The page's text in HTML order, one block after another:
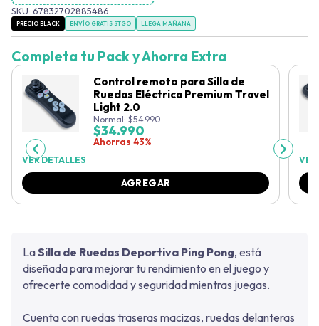
PRECIO BLACK ENVÍO GRATIS STGO LLEGA MAÑANA
SKU: 67832702885486
LaSilla de Ruedas Deportiva Ping Pong, está
diseñada para mejorar tu rendimiento en el juego y
ofrecerte comodidad y seguridad mientras juegas.
Cuenta con ruedas traseras macizas, ruedas delanteras
Completa tu Pack y Ahorra Extra
Control remoto para Silla de
Ruedas Eléctrica Premium Travel
Light 2.0
Normal:$54.990
$34.990
Ahorras 43%
VER DETALLES
AGREGAR
VER